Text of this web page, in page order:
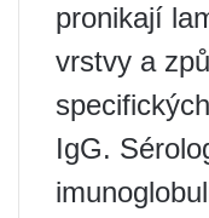
pronikají
vrstvy a
IgG.